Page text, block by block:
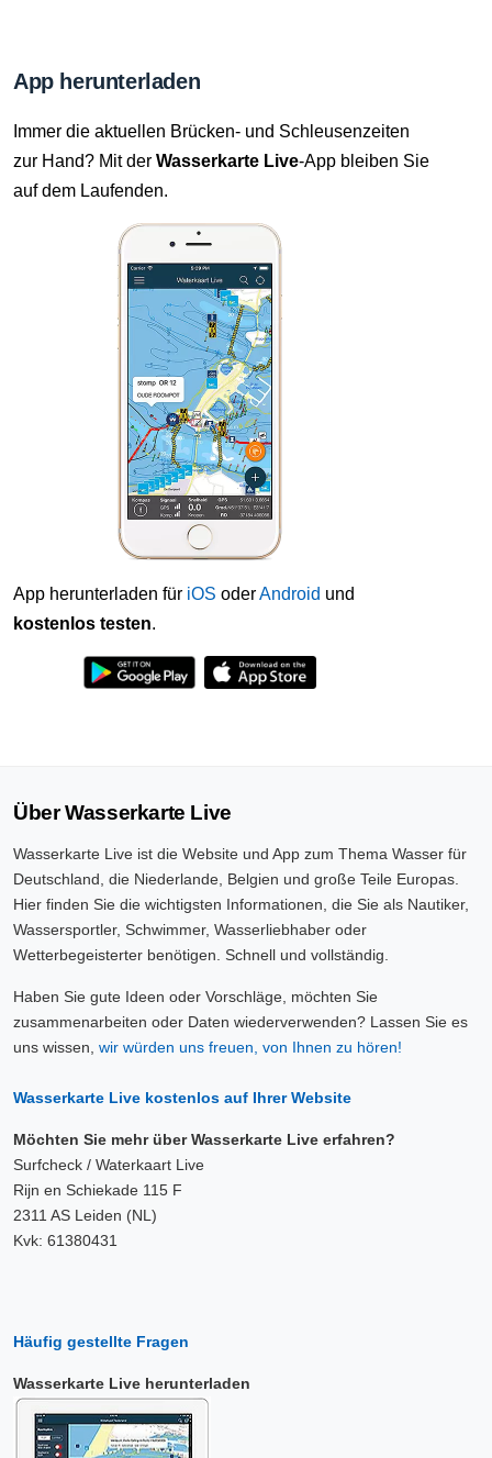
App herunterladen
Immer die aktuellen Brücken- und Schleusenzeiten
zur Hand? Mit der Wasserkarte Live-App bleiben Sie
auf dem Laufenden.
App herunterladen für iOS oderAndroid und
kostenlos testen.
Über Wasserkarte Live
Wasserkarte Live ist die Website und App zum Thema Wasser für
Deutschland, die Niederlande, Belgien und große Teile Europas.
Hier finden Sie die wichtigsten Informationen, die Sie als Nautiker,
Wassersportler, Schwimmer, Wasserliebhaber oder
Wetterbegeisterter benötigen. Schnell und vollständig.
Haben Sie gute Ideen oder Vorschläge, möchten Sie
zusammenarbeiten oder Daten wiederverwenden? Lassen Sie es
uns wissen, wir würden uns freuen, von Ihnen zu hören!
Wasserkarte Live kostenlos auf Ihrer Website
Möchten Sie mehr über Wasserkarte Live erfahren?
Surfcheck / Waterkaart Live
Rijn en Schiekade 115 F
2311 AS Leiden (NL)
Kvk: 61380431
Häufig gestellte Fragen
Wasserkarte Live herunterladen